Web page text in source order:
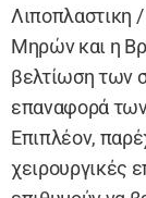
Λιποπλαστικη
Μηρών και η
βελτίωση των
επαναφορά
Επιπλέον,
χειρουργικές